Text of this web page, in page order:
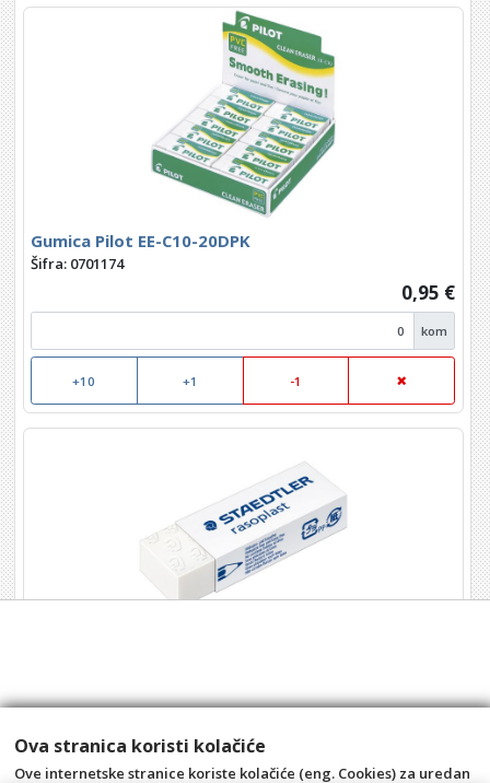
Gumica Pilot EE-C10-20DPK
Šifra: 0701174
0,95 €
kom
+10 +1 -1
0,83 €
Ova stranica koristi kolačiće
Ove internetske stranice koriste kolačiće (eng. Cookies) za uredan